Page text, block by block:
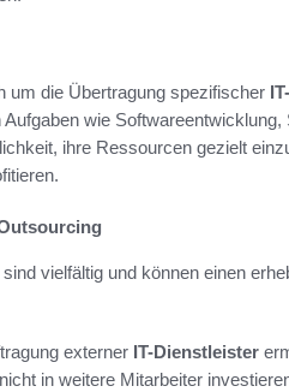
um die Übertragung spezifischer
wie
ihre Ressourcen gezielt
sind vielfältig und können einen
externer IT-Dienstleister
in weitere Mitarbeiter